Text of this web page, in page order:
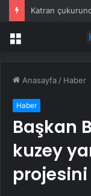
Menü
Anasayfa / Haber
Haber
Başkan
kuzey